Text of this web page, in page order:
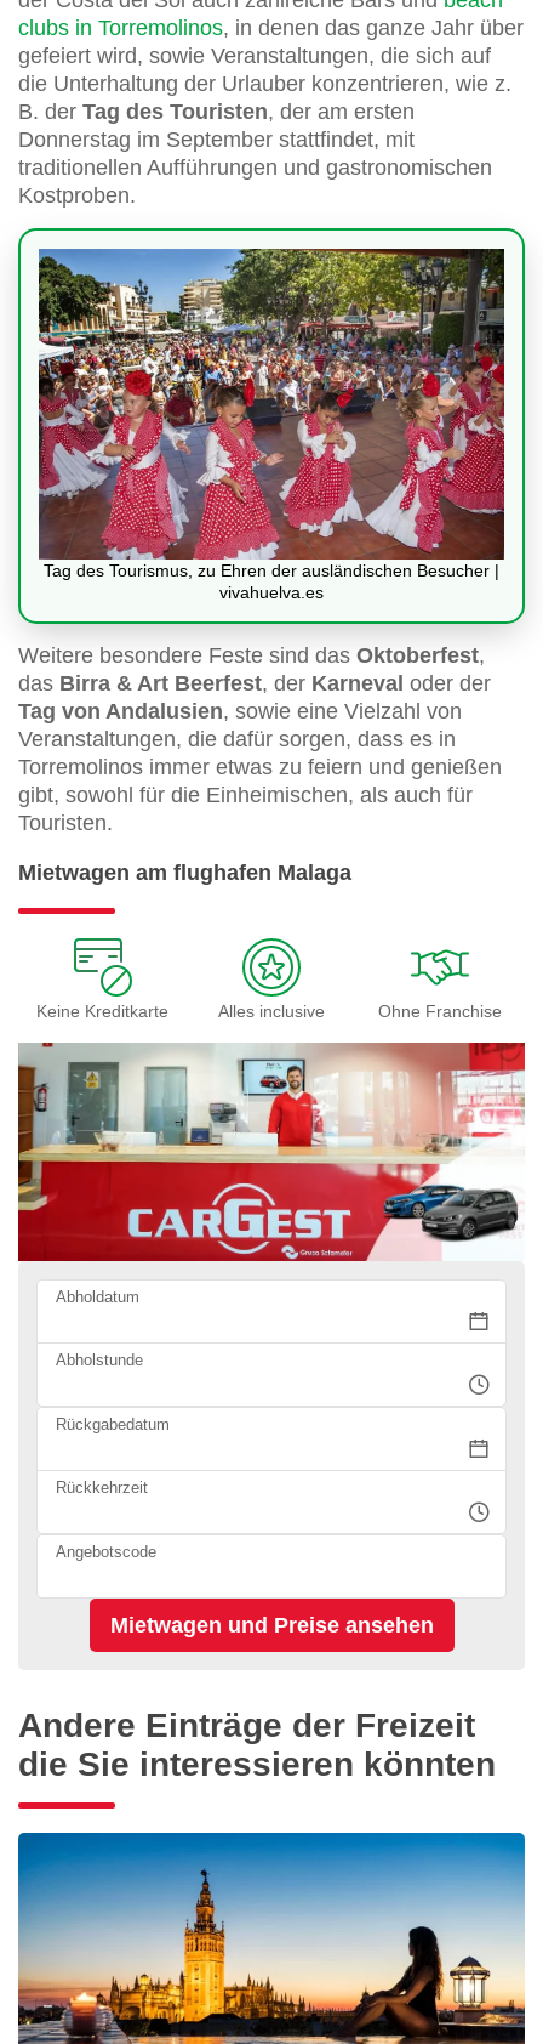
clubs in Torremolinos, in denen das ganze Jahr über
gefeiert wird, sowie Veranstaltungen, die sich auf
die Unterhaltung der Urlauber konzentrieren, wie z.
B. der Tag des Touristen, der am ersten
Donnerstag im September stattfindet, mit
traditionellen Aufführungen und gastronomischen
Kostproben.
Tag des Tourismus, zu Ehren der ausländischen Besucher |
vivahuelva.es
Weitere besondere Feste sind das Oktoberfest,
das Birra & Art Beerfest, der Karneval oder der
Tag von Andalusien, sowie eine Vielzahl von
Veranstaltungen, die dafür sorgen, dass es in
Torremolinos immer etwas zu feiern und genießen
gibt, sowohl für die Einheimischen, als auch für
Touristen.
Mietwagen am flughafen Malaga
Keine Kreditkarte Alles inclusive Ohne Franchise
Abholdatum
Abholstunde
Rückgabedatum
Rückkehrzeit
Angebotscode
Andere Einträge der Freizeit
die Sie interessieren könnten